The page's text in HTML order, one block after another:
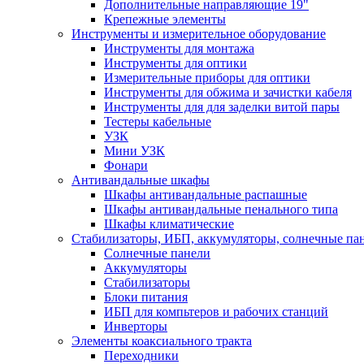
Дополнительные направляющие 19"
Крепежные элементы
Инструменты и измерительное оборудование
Инструменты для монтажа
Инструменты для оптики
Измерительные приборы для оптики
Инструменты для обжима и зачистки кабеля
Инструменты для для заделки витой пары
Тестеры кабельные
УЗК
Мини УЗК
Фонари
Антивандальные шкафы
Шкафы антивандальные распашные
Шкафы антивандальные пенального типа
Шкафы климатические
Стабилизаторы, ИБП, аккумуляторы, солнечные
Солнечные панели
Аккумуляторы
Стабилизаторы
Блоки питания
ИБП для компьтеров и рабочих станций
Инверторы
Элементы коаксиального тракта
Переходники